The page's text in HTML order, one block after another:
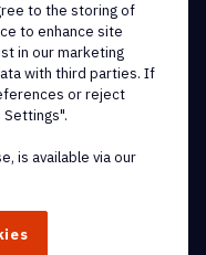
in the United
to the storing of
to enhance site
in our marketing
with third parties. If
or reject
is available via our